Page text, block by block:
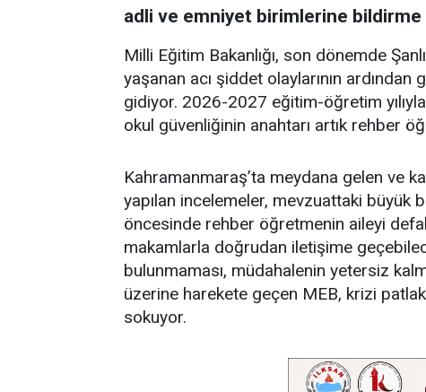
adli ve emniyet birimlerine bildirme
Milli Eğitim Bakanlığı, son dönemde
yaşanan acı şiddet olaylarının
gidiyor. 2026-2027 eğitim-öğretim
okul güvenliğinin anahtarı artık rehber
Kahramanmaraş’ta meydana gelen ve
yapılan incelemeler, mevzuattaki büyük
öncesinde rehber öğretmenin aileyi
makamlarla doğrudan iletişime
bulunmaması, müdahalenin yetersiz
üzerine harekete geçen MEB, krizi
sokuyor.